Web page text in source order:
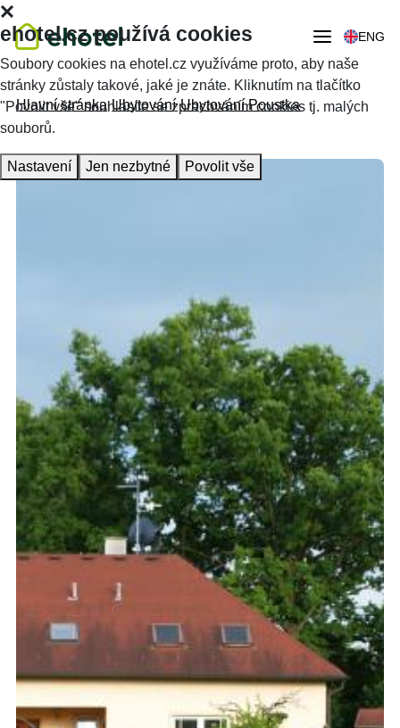
ENG
Hlavní stránka Ubytování Ubytování Poustka
ehotel.cz používá cookies
Soubory cookies na ehotel.cz využíváme proto, aby naše
stránky zůstaly takové, jaké je znáte. Kliknutím na tlačítko
"Povolit vše" souhlasíte se zpracováním cookies tj. malých
souborů.
Nastavení Jen nezbytné Povolit vše